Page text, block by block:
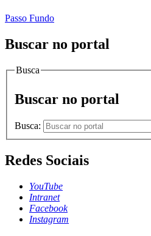
Passo Fundo
Buscar no portal
Busca
Buscar no portal
Busca:
Redes Sociais
YouTube
Intranet
Facebook
Instagram